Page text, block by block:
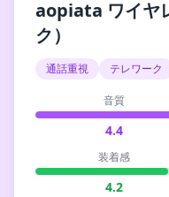
aopiata ワイヤ
ク）
通話重視 テレワーク
音質
4.4
装着感
4.2